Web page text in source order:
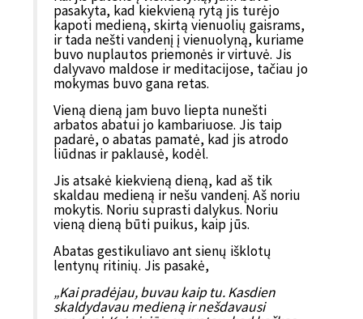
pasakyta, kad kiekvieną rytą jis turėjo
kapoti medieną, skirtą vienuolių gaisrams,
ir tada nešti vandenį į vienuolyną, kuriame
buvo nuplautos priemonės ir virtuvė. Jis
dalyvavo maldose ir meditacijose, tačiau jo
mokymas buvo gana retas.
Vieną dieną jam buvo liepta nunešti
arbatos abatui jo kambariuose. Jis taip
padarė, o abatas pamatė, kad jis atrodo
liūdnas ir paklausė, kodėl.
Jis atsakė kiekvieną dieną, kad aš tik
skaldau medieną ir nešu vandenį. Aš noriu
mokytis. Noriu suprasti dalykus. Noriu
vieną dieną būti puikus, kaip jūs.
Abatas gestikuliavo ant sienų išklotų
lentynų ritinių. Jis pasakė,
„Kai pradėjau, buvau kaip tu. Kasdien
skaldydavau medieną ir nešdavausi